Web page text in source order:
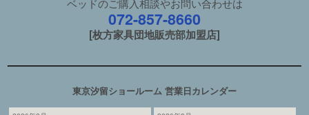
072-857-8660
[枚方家具団地販売部加盟店]
東京汐留ショールーム 営業日カレンダー